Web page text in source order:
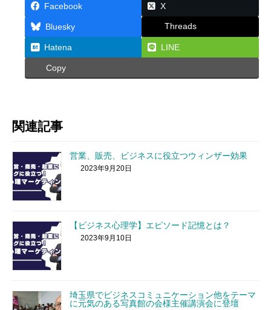
Facebook X
Bluesky Threads
Hatena LINE
Copy
関連記事
営業、販売、ビジネスに役立つウィンザー効果
2023年9月20日
【ビジネス心理学】エピソード記憶とは？
2023年9月10日
埼玉県でビジネスコミュニケーション他をテーマ
に元気のある写真館の会様主催講演会に登壇